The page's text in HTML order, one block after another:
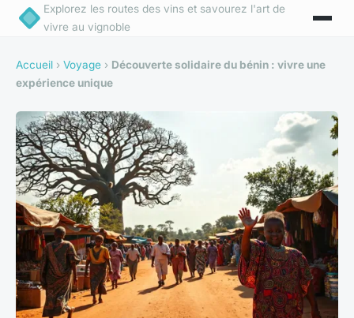
Explorez les routes des vins et savourez l'art de
vivre au vignoble
Accueil › Voyage › Découverte solidaire du bénin : vivre une
expérience unique